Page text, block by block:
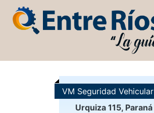
VM Seguridad Vehicular
Urquiza 115, Paraná